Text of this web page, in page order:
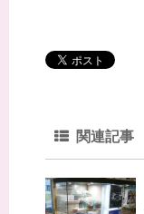
関連記事